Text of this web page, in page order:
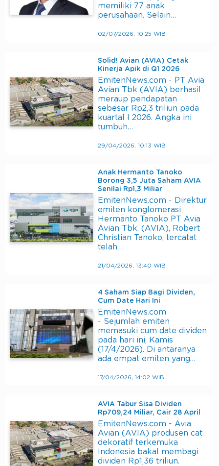
memiliki 77 anak
perusahaan. Selain…
02/07/2026, 10:25 WIB
Solid! Avian (AVIA) Cetak
Kinerja Apik di Q1 2026
EmitenNews.com - PT Avia
Avian Tbk (AVIA) berhasil
meraup pendapatan
sebesar Rp2,3 triliun pada
kuartal I 2026. Angka ini
tumbuh…
29/04/2026, 10:13 WIB
Anak Hermanto Tanoko
Borong 3,5 Juta Saham AVIA
Senilai Rp1,3 Miliar
EmitenNews.com - Direktur
emiten konglomerasi
Hermanto Tanoko PT Avia
Avian Tbk. (AVIA), Robert
Christian Tanoko, tercatat
telah…
21/04/2026, 13:40 WIB
4 Saham Siap Bagi Dividen,
Cum Date Hari Ini
EmitenNews.com
- Sejumlah emiten
memasuki cum date dividen
pada hari ini, Kamis
(17/4/2026). Di antaranya
ada empat emiten yang…
17/04/2026, 14:02 WIB
AVIA Tabur Sisa Dividen
Rp709,24 Miliar, Cair 28 April
EmitenNews.com - Avia
Avian (AVIA) produsen cat
dekoratif terkemuka
Indonesia bakal membagi
dividen Rp1,36 triliun.